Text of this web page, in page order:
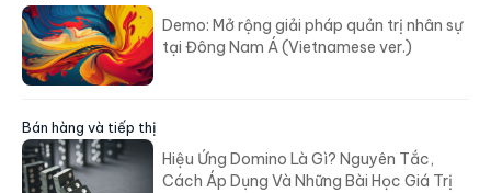
Demo: Mở rộng giải pháp quản trị nhân sự
tại Đông Nam Á (Vietnamese ver.)
Bán hàng và tiếp thị
Hiệu Ứng Domino Là Gì? Nguyên Tắc,
Cách Áp Dụng Và Những Bài Học Giá Trị